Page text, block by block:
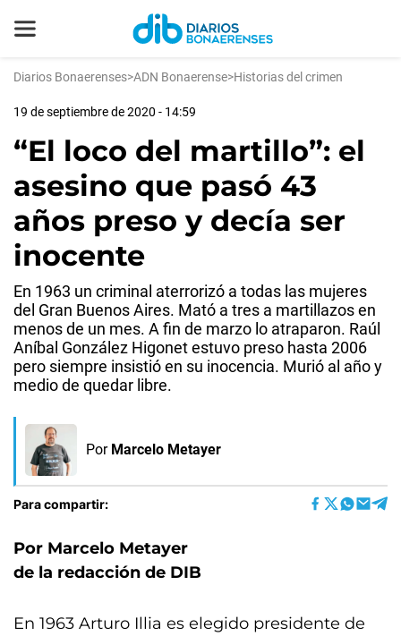
Diarios Bonaerenses>ADN Bonaerense>Historias del crimen
19 de septiembre de 2020 - 14:59
“El loco del martillo”: el
asesino que pasó 43
años preso y decía ser
inocente
En 1963 un criminal aterrorizó a todas las mujeres
del Gran Buenos Aires. Mató a tres a martillazos en
menos de un mes. A fin de marzo lo atraparon. Raúl
Aníbal González Higonet estuvo preso hasta 2006
pero siempre insistió en su inocencia. Murió al año y
medio de quedar libre.
Por Marcelo Metayer
Para compartir:
Por Marcelo Metayer
de la redacción de DIB
En 1963 Arturo Illia es elegido presidente de